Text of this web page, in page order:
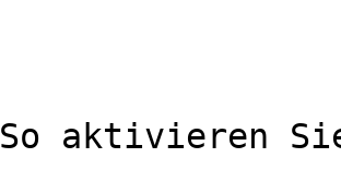
aktivieren